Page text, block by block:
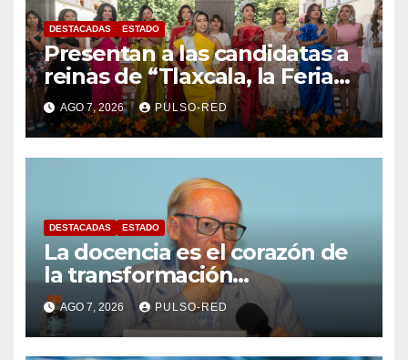
DESTACADAS ESTADO
Presentan a las candidatas a
reinas de “Tlaxcala, la Feria
de Ferias 2026: La Flor
Tlaxcalteca”
AGO 7, 2026 PULSO-RED
DESTACADAS ESTADO
La docencia es el corazón de
la transformación
universitaria: Rector de la
UATx
AGO 7, 2026 PULSO-RED